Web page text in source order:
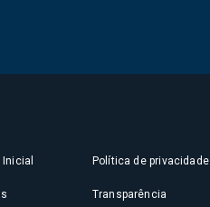
Política de privacidade
Transparência